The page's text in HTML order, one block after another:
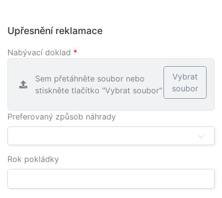
Upřesnění reklamace
Nabývací doklad *
Sem přetáhněte soubor nebo
stiskněte tlačítko "Vybrat soubor"
Vybrat
soubor
Preferovaný způsob náhrady
Rok pokládky